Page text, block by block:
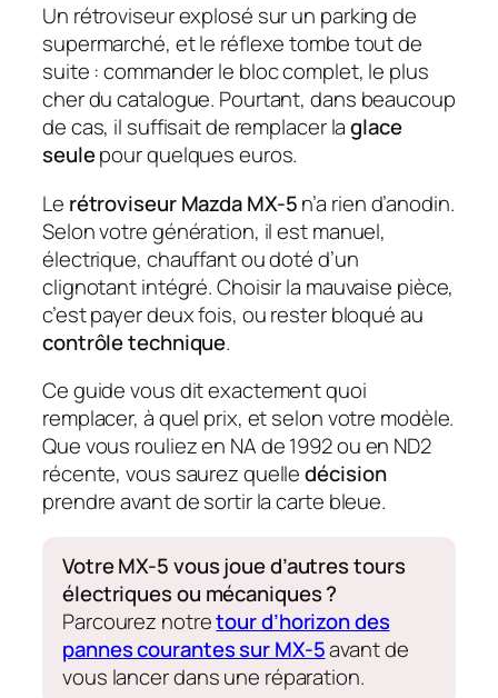
Un rétroviseur explosé sur un parking de
supermarché, et le réflexe tombe tout de
suite : commander le bloc complet, le plus
cher du catalogue. Pourtant, dans beaucoup
de cas, il suffisait de remplacer laglace
seulepour quelques euros.
Le rétroviseur Mazda MX-5n’a rien d’anodin.
Selon votre génération, il est manuel,
électrique, chauffant ou doté d’un
clignotant intégré. Choisir la mauvaise pièce,
c’est payer deux fois, ou rester bloqué au
contrôle technique.
Ce guide vous dit exactement quoi
remplacer, à quel prix, et selon votre modèle.
Que vous rouliez en NA de 1992 ou en ND2
récente, vous saurez quelledécision
prendre avant de sortir la carte bleue.
Votre MX-5 vous joue d’autres tours
électriques ou mécaniques ?
Parcourez notretour d’horizon des
pannes courantes sur MX-5avant de
vous lancer dans une réparation.